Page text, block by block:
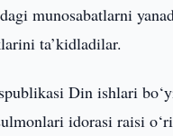
munosabatlarni
ta’kidladilar.
Din ishlari
idorasi raisi